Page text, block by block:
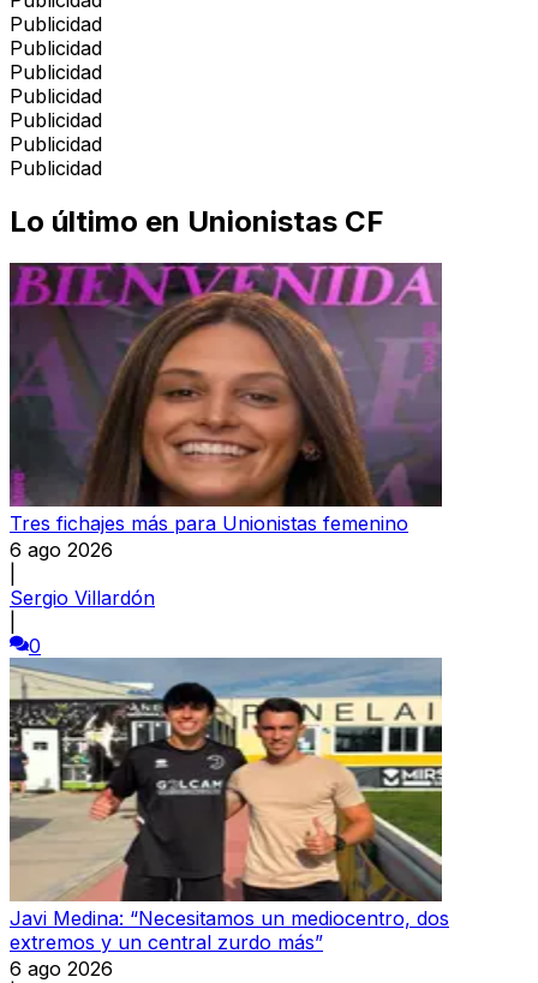
Publicidad
Publicidad
Publicidad
Publicidad
Publicidad
Publicidad
Publicidad
Lo último en Unionistas CF
Tres fichajes más para Unionistas femenino
6 ago 2026
Sergio Villardón
0
Javi Medina: “Necesitamos un mediocentro, dos
extremos y un central zurdo más”
6 ago 2026